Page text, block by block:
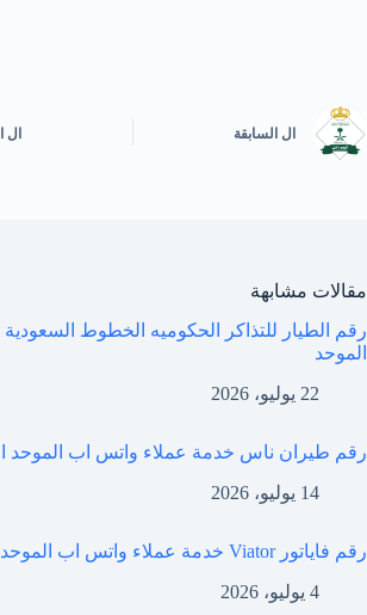
ال السابقة ال
مقالات مشابهة
رقم الطيار للتذاكر الحكوميه الخطوط
الموحد
22 يوليو، 2026
رقم طيران ناس خدمة عملاء واتس اب الموحد
14 يوليو، 2026
رقم فاياتور Viator خدمة عملاء واتس اب الموحد المجاني
4 يوليو، 2026